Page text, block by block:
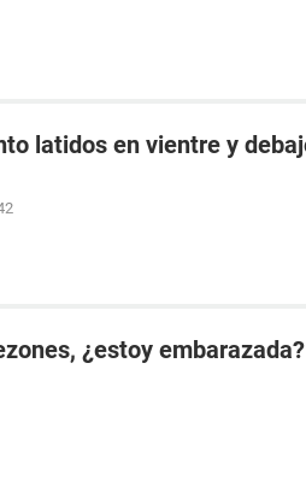
latidos en vientre y
¿estoy embarazada?